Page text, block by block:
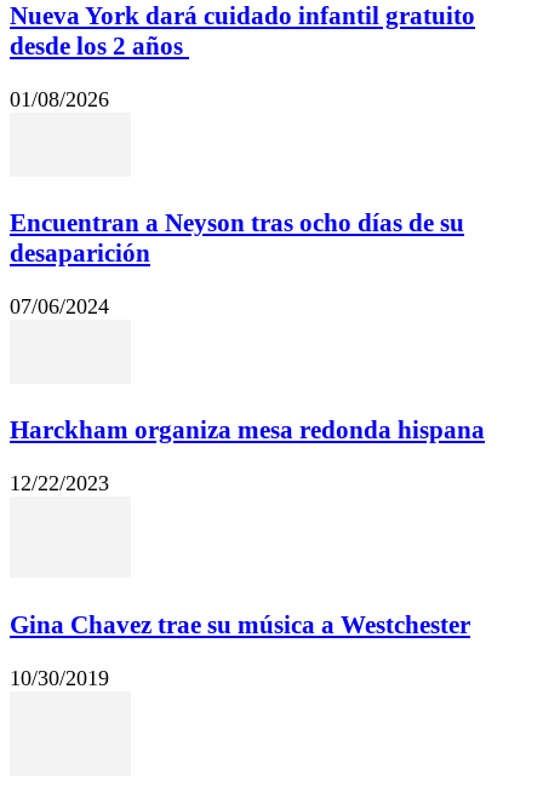
Nueva York dará cuidado infantil gratuito
desde los 2 años
01/08/2026
Encuentran a Neyson tras ocho días de su
desaparición
07/06/2024
Harckham organiza mesa redonda hispana
12/22/2023
Gina Chavez trae su música a Westchester
10/30/2019